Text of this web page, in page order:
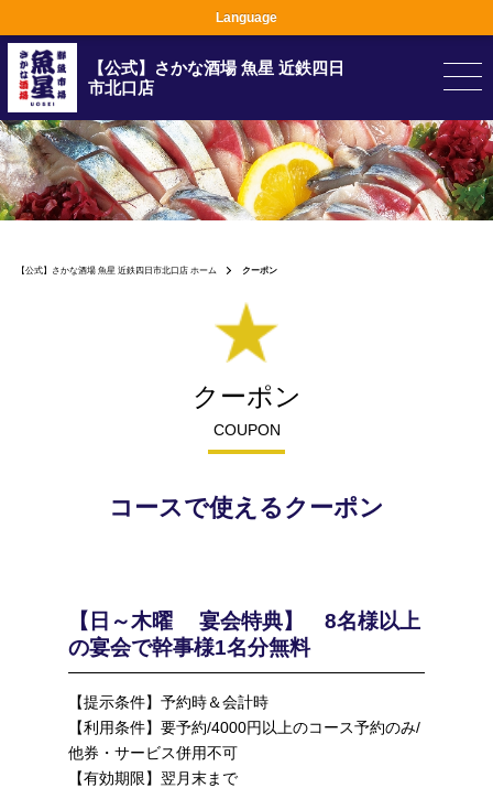
【公式】さかな酒場 魚星 近鉄四日
市北口店
【公式】さかな酒場 魚星 近鉄四日市北口店 ホーム クーポン
クーポン
COUPON
コースで使えるクーポン
【日～木曜 宴会特典】 8名様以上
の宴会で幹事様1名分無料
【提示条件】予約時＆会計時
【利用条件】要予約/4000円以上のコース予約のみ/
他券・サービス併用不可
【有効期限】翌月末まで
Language